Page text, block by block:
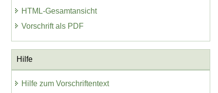
HTML-Gesamtansicht
Vorschrift als PDF
Hilfe
Hilfe zum Vorschriftentext